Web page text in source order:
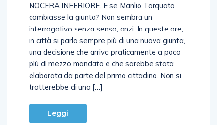
NOCERA INFERIORE. E se Manlio Torquato
cambiasse la giunta? Non sembra un
interrogativo senza senso, anzi. In queste ore,
in città si parla sempre più di una nuova giunta,
una decisione che arriva praticamente a poco
più di mezzo mandato e che sarebbe stata
elaborata da parte del primo cittadino. Non si
tratterebbe di una […]
Leggi